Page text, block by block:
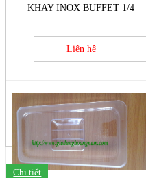
KHAY INOX BUFFET 1/4
Liên hệ
Chi tiết